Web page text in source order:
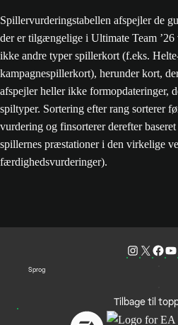
Spillervurderingstabellen afspejler de
der er tilgængelige i Ultimate Team
ikke andre typer spillerkort (f.eks.
kampagnespillerkort), herunder kort,
afspejler heller ikke formopdateringer,
spiltyper. Sortering efter rang sorterer
vurdering og finsorterer derefter
spillernes præstationer i den virkelige
færdighedsvurderinger).
Sprog
Tilbage til